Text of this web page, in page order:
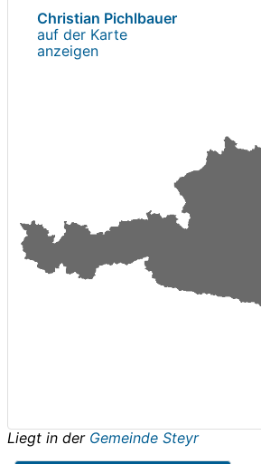
Christian Pichlbauer
auf der Karte
anzeigen
Liegt in der Gemeinde Steyr